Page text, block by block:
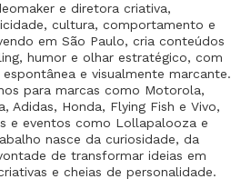
e diretora criativa,
cultura, comportamento e
em São Paulo, cria conteúdos
humor e olhar estratégico, com
e visualmente marcante.
para marcas como Motorola,
Adidas, Honda, Flying Fish e Vivo,
e eventos como Lollapalooza e
nasce da curiosidade, da
de transformar ideias em
e cheias de personalidade.